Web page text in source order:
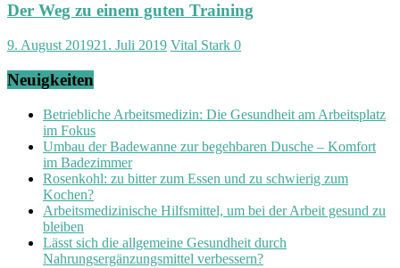
Der Weg zu einem guten Training
9. August 201921. Juli 2019 Vital Stark 0
Neuigkeiten
Betriebliche Arbeitsmedizin: Die Gesundheit am Arbeitsplatz
im Fokus
Umbau der Badewanne zur begehbaren Dusche – Komfort
im Badezimmer
Rosenkohl: zu bitter zum Essen und zu schwierig zum
Kochen?
Arbeitsmedizinische Hilfsmittel, um bei der Arbeit gesund zu
bleiben
Lässt sich die allgemeine Gesundheit durch
Nahrungsergänzungsmittel verbessern?